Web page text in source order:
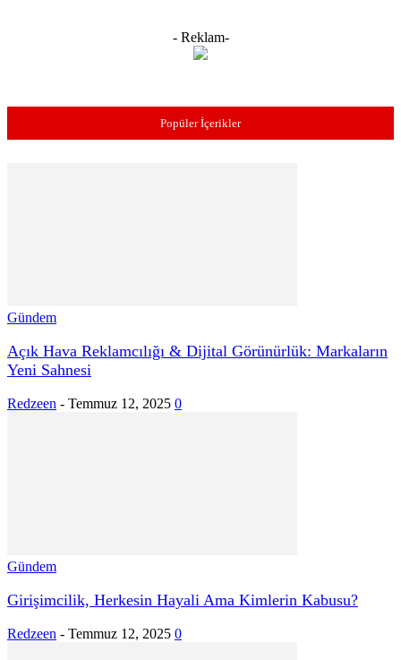
- Reklam-
Popüler İçerikler
Gündem
Açık Hava Reklamcılığı & Dijital Görünürlük: Markaların
Yeni Sahnesi
Redzeen - Temmuz 12, 2025 0
Gündem
Girişimcilik, Herkesin Hayali Ama Kimlerin Kabusu?
Redzeen - Temmuz 12, 2025 0